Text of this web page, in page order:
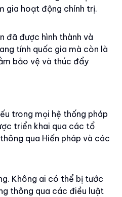
gia hoạt động chính trị.
đã được hình thành và
tính quốc gia mà còn là
bảo vệ và thúc đẩy
trong mọi hệ thống pháp
triển khai qua các tổ
qua Hiến pháp và các
Không ai có thể bị tước
thông qua các điều luật